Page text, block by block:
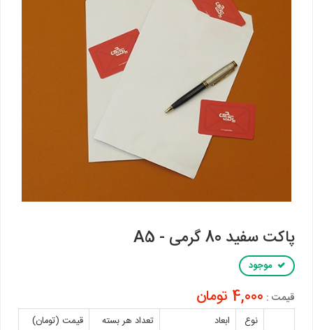
پاکت سفید 80 گرمی - A5
موجود
قیمت : 4,000 تومان
نوع ابعاد تعداد هر بسته
قیمت (تومان)